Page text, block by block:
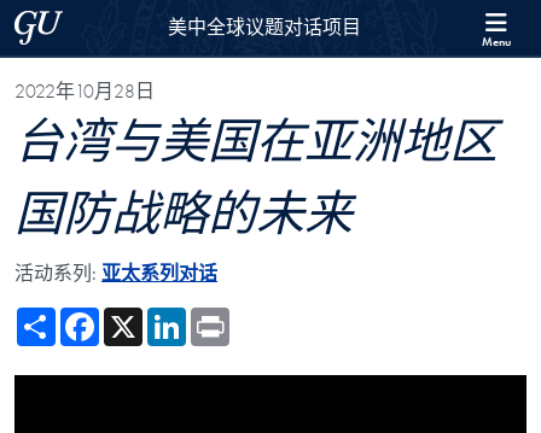
Skip to 美中全球议题对话项目 Full Site Menu
Skip to main content
Georgetown University美中全球议题对话项目 Menu
2022年10月28日
台湾与美国在亚洲地区
国防战略的未来
活动系列: 亚太系列对话
ShareFacebook
X LinkedIn